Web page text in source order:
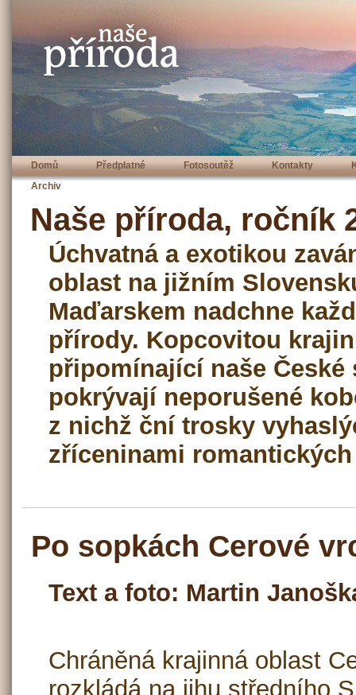
Domů Předplatné Fotosoutěž Kontakty
Archiv
Naše příroda, ročník
Úchvatná a exotikou
oblast na jižním
Maďarskem nadchne
přírody. Kopcovitou
připomínající naše České
pokrývají neporušené
z nichž ční trosky
zříceninami
Po sopkách Cerové
Text a foto: Martin
Chráněná krajinná oblast
rozkládá na jihu středního